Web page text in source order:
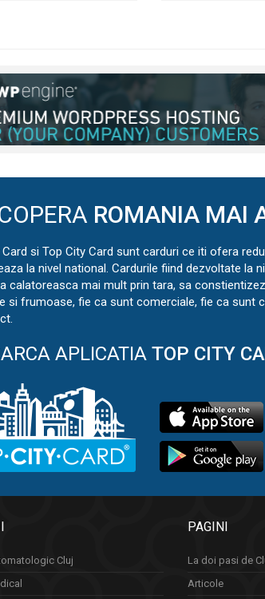
ROMANIA MAI
Card si Top City Card sunt carduri ce iti ofera
la nivel national. Cardurile fiind dezvoltate la
calatoreasca mai mult prin tara, sa
si frumoase, fie ca sunt comerciale, fie ca sunt
APLICATIA TOP CITY
Cluj
PAGINI
La doi pasi de
Articole